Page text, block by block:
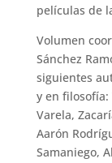
películas de
Volumen
Sánchez
siguientes
y en filosofía:
Varela,
Aarón
Samaniego,